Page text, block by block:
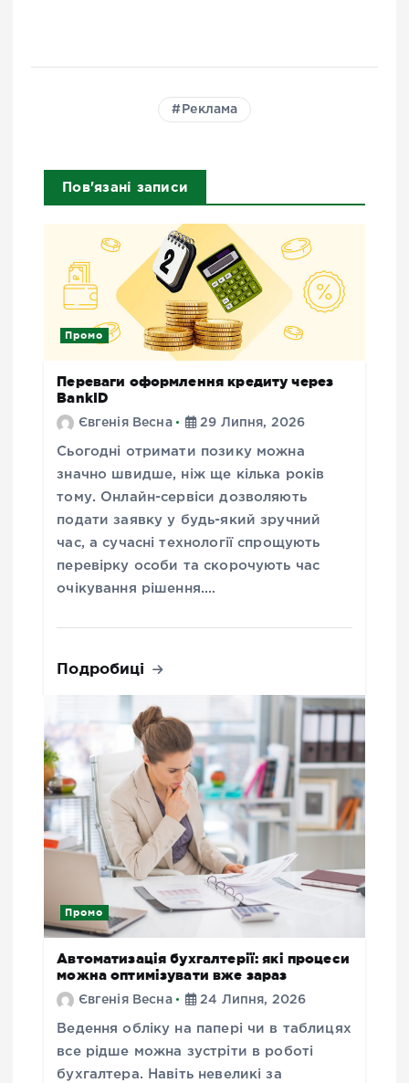
Реклама
Пов'язані записи
Промо
Переваги оформлення кредиту через
BankID
Євгенія Весна 29 Липня, 2026
Сьогодні отримати позику можна
значно швидше, ніж ще кілька років
тому. Онлайн-сервіси дозволяють
подати заявку у будь-який зручний
час, а сучасні технології спрощують
перевірку особи та скорочують час
очікування рішення.…
Подробиці
Промо
Автоматизація бухгалтерії: які процеси
можна оптимізувати вже зараз
Євгенія Весна 24 Липня, 2026
Ведення обліку на папері чи в таблицях
все рідше можна зустріти в роботі
бухгалтера. Навіть невеликі за